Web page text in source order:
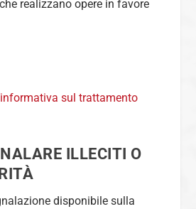
realizzano opere in favore
sul trattamento
ILLECITI O
disponibile sulla